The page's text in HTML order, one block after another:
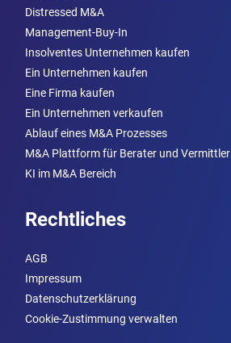
Distressed M&A
Management-Buy-In
Insolventes Unternehmen kaufen
Ein Unternehmen kaufen
Eine Firma kaufen
Ein Unternehmen verkaufen
Ablauf eines M&A Prozesses
M&A Plattform für Berater und Vermittler
KI im M&A Bereich
Rechtliches
AGB
Impressum
Datenschutzerklärung
Cookie-Zustimmung verwalten